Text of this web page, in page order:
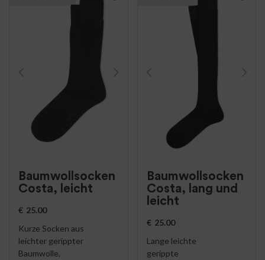
Baumwollsocken
Costa, leicht
€ 25.00
Kurze Socken aus
leichter gerippter
Baumwolle,
Baumwollsocken
Costa, lang und
leicht
€ 25.00
Lange leichte
gerippte